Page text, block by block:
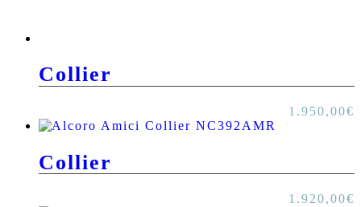
Collier
1.950,00€
Collier
1.920,00€